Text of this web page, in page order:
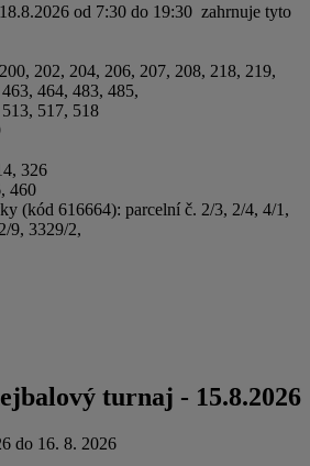
od 7:30 do 19:30 zahrnuje tyto
202, 204, 206, 207, 208, 218, 219,
464, 483, 485,
517, 518
326
460
(kód 616664): parcelní č. 2/3, 2/4, 4/1,
9, 3329/2,
turnaj - 15.8.2026
do 16. 8. 2026